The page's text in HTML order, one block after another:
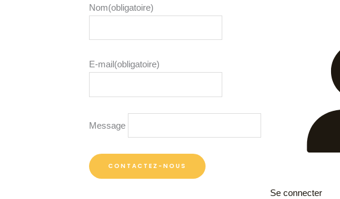
Nom(obligatoire)
E-mail(obligatoire)
Message
CONTACTEZ-NOUS
Se connecter